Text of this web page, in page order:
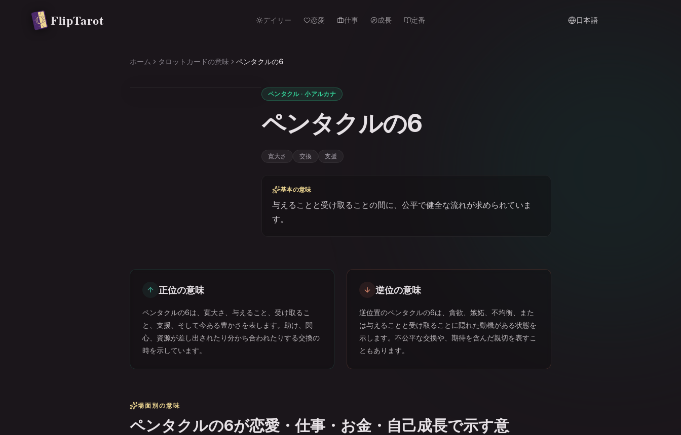
FlipTarot デイリー 恋愛 仕事 成長 定番 日本語
ホーム タロットカードの意味 ペンタクルの6
ペンタクル · 小アルカナ
ペンタクルの6
寛大さ 交換 支援
基本の意味
与えることと受け取ることの間に、公平で健全な流れが求められていま
す。
正位の意味
ペンタクルの6は、寛大さ、与えること、受け取るこ
と、支援、そして今ある豊かさを表します。助け、関
心、資源が差し出されたり分かち合われたりする交換の
時を示しています。
逆位の意味
逆位置のペンタクルの6は、貪欲、嫉妬、不均衡、また
は与えることと受け取ることに隠れた動機がある状態を
示します。不公平な交換や、期待を含んだ親切を表すこ
ともあります。
場面別の意味
ペンタクルの6が恋愛・仕事・お金・自己成長で示す意